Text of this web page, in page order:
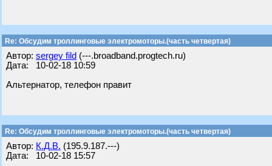
Re: Обсудим троллинговые электромоторы.(часть четвертая)
Автор: sergey fild (---.broadband.progtech.ru)
Дата: 10-02-18 10:59
Альтернатор, телефон правит
Re: Обсудим троллинговые электромоторы.(часть четвертая)
Автор: К.Д.В. (195.9.187.---)
Дата: 10-02-18 15:57